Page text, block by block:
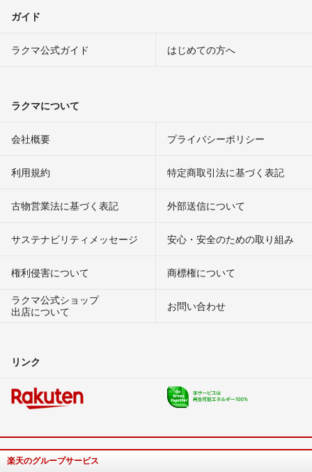
ガイド
ラクマ公式ガイド はじめての方へ
ラクマについて
会社概要 プライバシーポリシー
利用規約 特定商取引法に基づく表記
古物営業法に基づく表記 外部送信について
サステナビリティメッセージ 安心・安全のための取り組み
権利侵害について
商標権について
ラクマ公式ショップ
出店について
お問い合わせ
リンク
楽天のグループサービス